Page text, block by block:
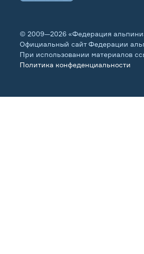
© 2009—2026 «Федерация
Официальный сайт Федерации
При использовании материалов
Политика конфеденциальности